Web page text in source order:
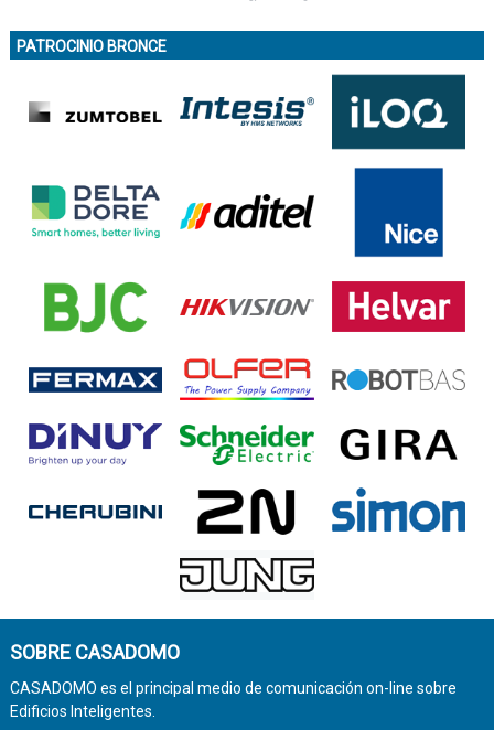
PATROCINIO BRONCE
SOBRE CASADOMO
CASADOMO es el principal medio de comunicación on-line sobre
Edificios Inteligentes.